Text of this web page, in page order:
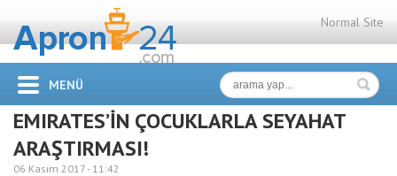
Normal Site
MENÜ
EMIRATES’İN ÇOCUKLARLA SEYAHAT
ARAŞTIRMASI!
06 Kasım 2017 - 11:42